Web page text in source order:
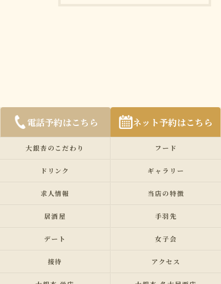
電話予約はこちら ネット予約はこちら
大銀杏のこだわり フード
ドリンク ギャラリー
求人情報 当店の特徴
居酒屋 手羽先
デート 女子会
接待 アクセス